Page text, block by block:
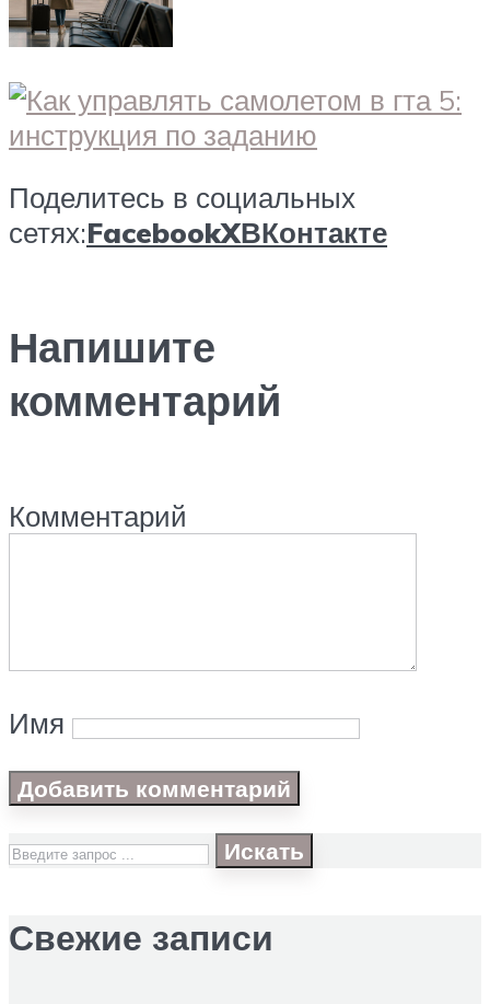
Поделитесь в социальных
сетях:FacebookXВКонтакте
Напишите
комментарий
Комментарий
Имя
Искать
Свежие записи